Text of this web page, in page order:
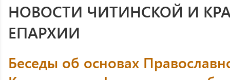
НОВОСТИ ЧИТИНСКОЙ И
ЕПАРХИИ
Беседы об основах